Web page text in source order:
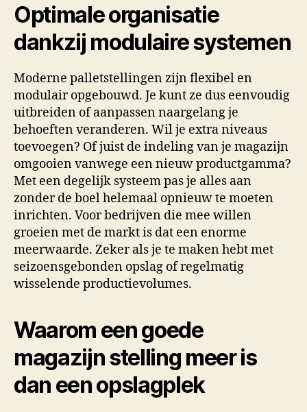
Optimale organisatie
dankzij modulaire systemen
Moderne palletstellingen zijn flexibel en
modulair opgebouwd. Je kunt ze dus eenvoudig
uitbreiden of aanpassen naargelang je
behoeften veranderen. Wil je extra niveaus
toevoegen? Of juist de indeling van je magazijn
omgooien vanwege een nieuw productgamma?
Met een degelijk systeem pas je alles aan
zonder de boel helemaal opnieuw te moeten
inrichten. Voor bedrijven die mee willen
groeien met de markt is dat een enorme
meerwaarde. Zeker als je te maken hebt met
seizoensgebonden opslag of regelmatig
wisselende productievolumes.
Waarom een goede
magazijn stelling meer is
dan een opslagplek